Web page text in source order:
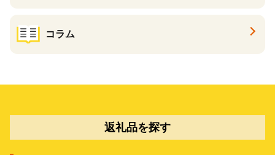
コラム
返礼品を探す